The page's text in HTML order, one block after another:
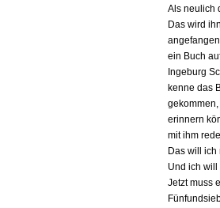
Als neulich
Das wird
ein Buch
Ingeburg
kenne das
erinnern
mit ihm
Das will
Und ich
Jetzt muss